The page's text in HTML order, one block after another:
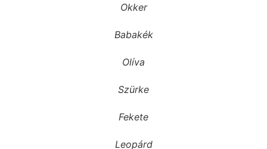
Okker
Babakék
Olíva
Szürke
Fekete
Leopárd